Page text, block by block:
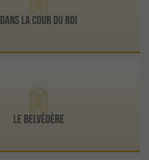
Dans la cour du Roi
Le Belvédère